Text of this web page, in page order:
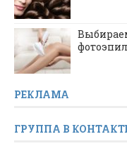
РЕКЛАМА
ГРУППА В